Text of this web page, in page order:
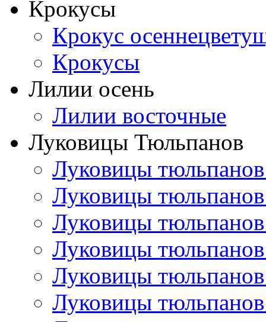
Крокусы
Крокус
Крокусы
Лилии осень
Лилии восточные
Луковицы Тюльпанов
Луковицы
Луковицы
Луковицы
Луковицы
Луковицы
Луковицы